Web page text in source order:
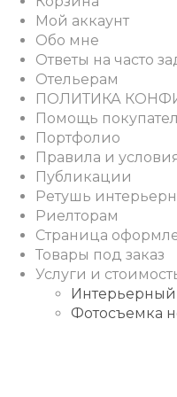
Мой аккаунт
Обо мне
Ответы на часто
Отельерам
ПОЛИТИКА
Помощь
Портфолио
Правила и
Публикации
Ретушь
Риелторам
Страница
Товары под заказ
Услуги и
Фотосъемка